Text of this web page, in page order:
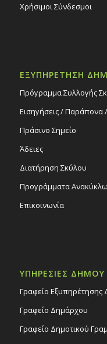
Χρήσιμοι Σύνδεσμοι
ΕΞΥΠΗΡΕΤΗΣΗ
Πρόγραμμα Συλλογής
Εισηγήσεις / Παράπονα
Πράσινο Σημείο
Άδειες
Διατήρηση Σκύλου
Προγράμματα
Επικοινωνία
ΥΠΗΡΕΣΙΕΣ ΔΗΜΟΥ
Γραφείο Εξυπηρέτησης
Γραφείο Δημάρχου
Γραφείο Δημοτικού